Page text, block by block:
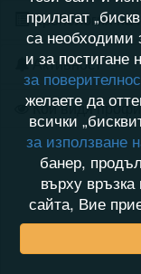
Хронология на
Активност
Кой видя
прилагат
са необходими
и за постигане
за
желаете да
всички
за използване
банер,
върху
сайта, Вие